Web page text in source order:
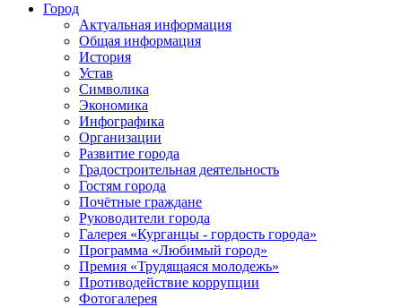
Город
Актуальная информация
Общая информация
История
Устав
Символика
Экономика
Инфографика
Организации
Развитие города
Градостроительная деятельность
Гостям города
Почётные граждане
Руководители города
Галерея «Курганцы - гордость города»
Программа «Любимый город»
Премия «Трудящаяся молодежь»
Противодействие коррупции
Фотогалерея